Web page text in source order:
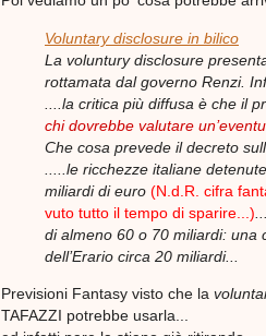
Voluntary disclosure in bilico
La voluntury disclosure
rottamata dal governo Renzi.
....la critica più diffusa è che il
chi dovrebbe valutare
Che cosa prevede il decreto
.....le ricchezze italiane
miliardi di euro (N.d.R. cifra
vuto tutto il tempo di sparire...)
di almeno 60 o 70 miliardi: una
dell’Erario circa 20 miliardi...
Previsioni Fantasy visto che la
TAFAZZI potrebbe usarla...